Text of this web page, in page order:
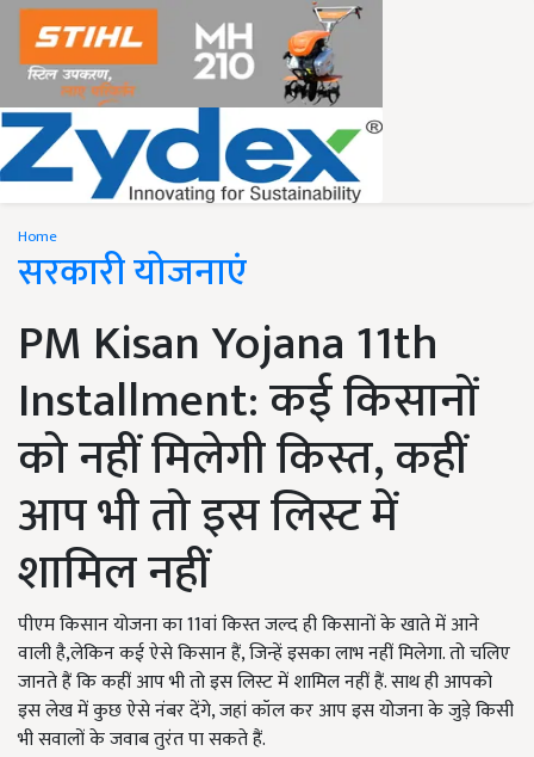
Home
सरकारी योजनाएं
PM Kisan Yojana 11th
Installment: कई किसानों
को नहीं मिलेगी किस्त, कहीं
आप भी तो इस लिस्ट में
शामिल नहीं
पीएम किसान योजना का 11वां किस्त जल्द ही किसानों के खाते में आने
वाली है,लेकिन कई ऐसे किसान हैं, जिन्हें इसका लाभ नहीं मिलेगा. तो चलिए
जानते हैं कि कहीं आप भी तो इस लिस्ट में शामिल नहीं हैं. साथ ही आपको
इस लेख में कुछ ऐसे नंबर देंगे, जहां कॉल कर आप इस योजना के जुड़े किसी
भी सवालों के जवाब तुरंत पा सकते हैं.